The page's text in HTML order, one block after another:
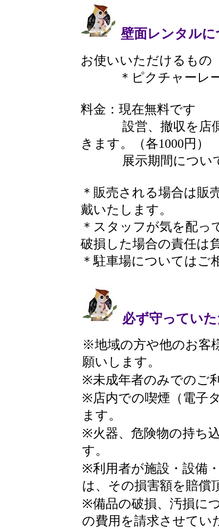
壁面レンタル
​ お使いいただけるもの
＊ピクチャーレー
料金：現在無料です
設営、撤収を店側
きます。（各1000円）
展示期間について
＊販売される場合は販
戴いたします。
＊スタッフが気を配っ
破損した場合の責任は
＊駐車場についてはご
必ず守ってい
※地域の方や他のお
願いします。
※未成年者のみでのご
※店内での喫煙（電子
ます。
※火器、危険物の持ち
す。
※利用者が施設・設備
は、その損害額を賠償
※備品の破損、汚損に
の費用を請求させてい